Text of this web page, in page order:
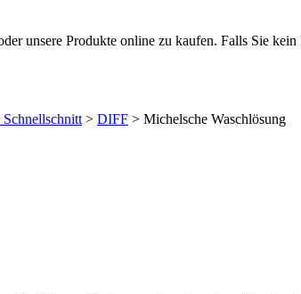
unsere Produkte online zu kaufen. Falls Sie
> DIFF > Michelsche Waschlösung